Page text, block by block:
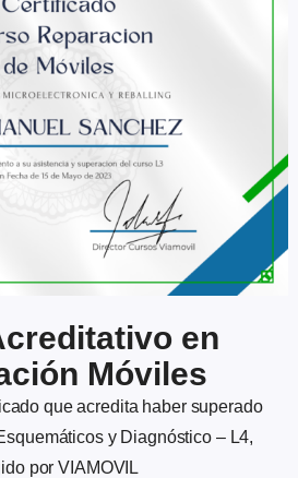
en
Móviles
que acredita haber superado
y Diagnóstico – L4,
por VIAMOVIL